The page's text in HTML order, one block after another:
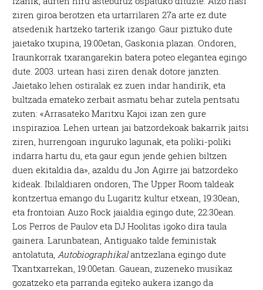
ziren giroa berotzen eta urtarrilaren 27a arte ez dute
atsedenik hartzeko tarterik izango. Gaur piztuko dute
jaietako txupina, 19:00etan, Gaskonia plazan. Ondoren,
Iraunkorrak txarangarekin batera poteo elegantea egingo
dute. 2003. urtean hasi ziren denak dotore janzten.
Jaietako lehen ostiralak ez zuen indar handirik, eta
bultzada emateko zerbait asmatu behar zutela pentsatu
zuten: «Arrasateko Maritxu Kajoi izan zen gure
inspirazioa. Lehen urtean jai batzordekoak bakarrik jaitsi
ziren, hurrengoan inguruko lagunak, eta poliki-poliki
indarra hartu du, eta gaur egun jende gehien biltzen
duen ekitaldia da», azaldu du Jon Agirre jai batzordeko
kideak. Ibilaldiaren ondoren, The Upper Room taldeak
kontzertua emango du Lugaritz kultur etxean, 19:30ean,
eta frontoian Auzo Rock jaialdia egingo dute, 22:30ean.
Los Perros de Paulov eta DJ Hoolitas igoko dira taula
gainera. Larunbatean, Antiguako talde feministak
antolatuta,Autobiographikalantzezlana egingo dute
Txantxarrekan, 19:00etan. Gauean, zuzeneko musikaz
gozatzeko eta parranda egiteko aukera izango da